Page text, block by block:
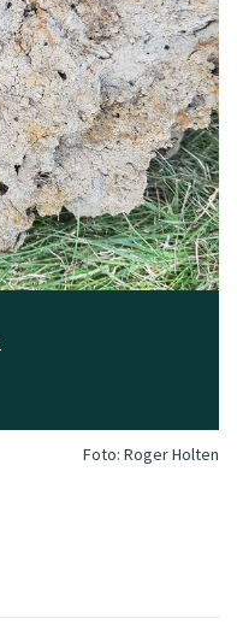
Foto: Roger Holten